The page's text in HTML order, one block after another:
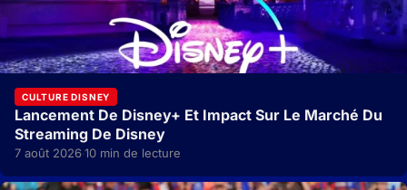
CULTURE DISNEY
Lancement De Disney+ Et Impact Sur Le Marché Du
Streaming De Disney
7 août 2026·10 min de lecture